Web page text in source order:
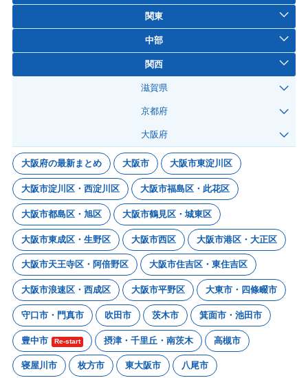
関東
中部
関西
滋賀県
京都府
大阪府
大阪府の最新まとめ 大阪市 大阪市東淀川区
大阪市淀川区・西淀川区 大阪市福島区・此花区
大阪市都島区・旭区 大阪市鶴見区・城東区
大阪市東成区・生野区 大阪市西区 大阪市港区・大正区
大阪市天王寺区・阿倍野区 大阪市住吉区・東住吉区
大阪市浪速区・西成区 大阪市平野区 大東市・四條畷市
守口市・門真市 吹田市 茨木市 箕面市・池田市
豊中市 Re-start 摂津・千里丘・南茨木 高槻市
寝屋川市 枚方市 東大阪市 八尾市